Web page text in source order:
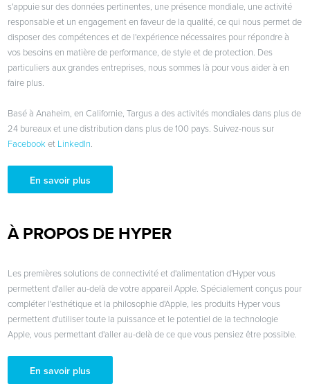
s'appuie sur des données pertinentes, une présence mondiale, une activité
responsable et un engagement en faveur de la qualité, ce qui nous permet de
disposer des compétences et de l'expérience nécessaires pour répondre à
vos besoins en matière de performance, de style et de protection. Des
particuliers aux grandes entreprises, nous sommes là pour vous aider à en
faire plus.
Basé à Anaheim, en Californie, Targus a des activités mondiales dans plus de
24 bureaux et une distribution dans plus de 100 pays. Suivez-nous sur
Facebook et LinkedIn.
En savoir plus
À PROPOS DE HYPER
Les premières solutions de connectivité et d'alimentation d'Hyper vous
permettent d'aller au-delà de votre appareil Apple. Spécialement conçus pour
compléter l'esthétique et la philosophie d'Apple, les produits Hyper vous
permettent d'utiliser toute la puissance et le potentiel de la technologie
Apple, vous permettant d'aller au-delà de ce que vous pensiez être possible.
En savoir plus